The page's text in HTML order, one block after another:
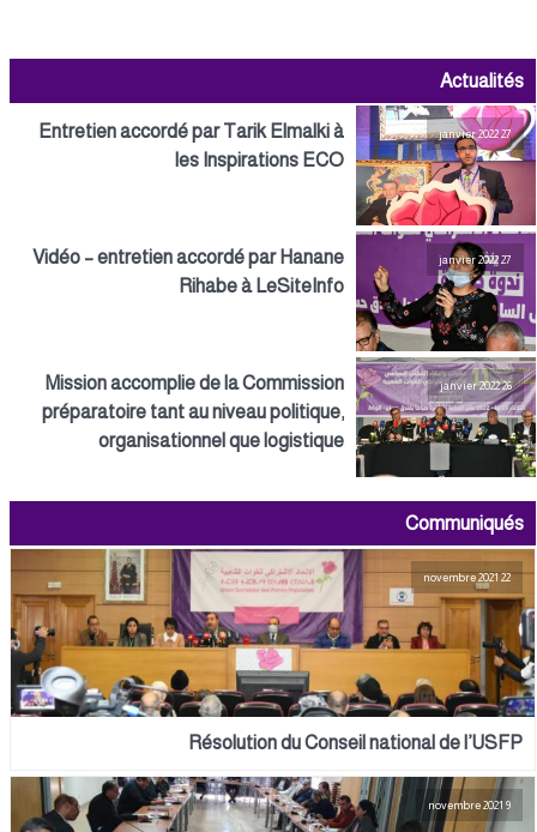
Actualités
27 janvier 2022
Entretien accordé par Tarik Elmalki à
les Inspirations ECO
27 janvier 2022
Vidéo – entretien accordé par Hanane
Rihabe à LeSiteInfo
26 janvier 2022
Mission accomplie de la Commission
préparatoire tant au niveau politique,
organisationnel que logistique
Communiqués
22 novembre 2021
Résolution du Conseil national de l’USFP